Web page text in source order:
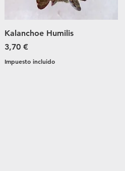
Vista rápida
Kalanchoe Humilis
Precio
3,70 €
Impuesto incluido